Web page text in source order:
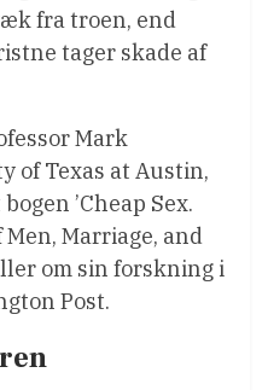
fra troen, end
tager skade af
Mark
of Texas at Austin,
’Cheap Sex.
Marriage, and
om sin forskning i
Post.